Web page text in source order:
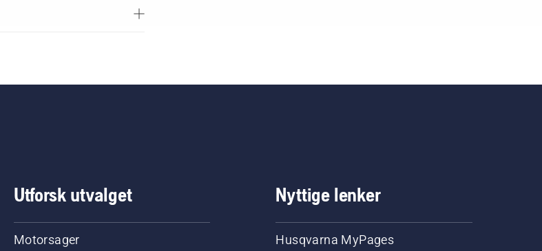
Utforsk utvalget
Motorsager
Nyttige lenker
Husqvarna MyPages